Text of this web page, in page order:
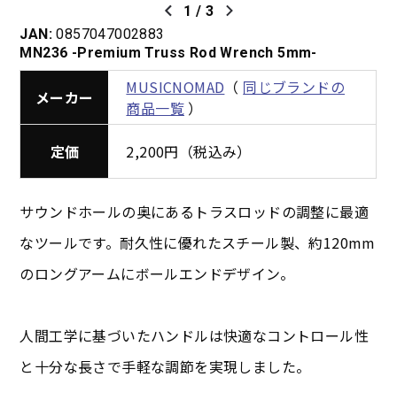
1 / 3
JAN: 0857047002883
MN236 -Premium Truss Rod Wrench 5mm-
メーカー MUSICNOMAD （ 同じブランドの
商品一覧 ）
定価 2,200円（税込み）
サウンドホールの奥にあるトラスロッドの調整に最適
なツールです。耐久性に優れたスチール製、約120mm
のロングアームにボールエンドデザイン。
人間工学に基づいたハンドルは快適なコントロール性
と十分な長さで手軽な調節を実現しました。